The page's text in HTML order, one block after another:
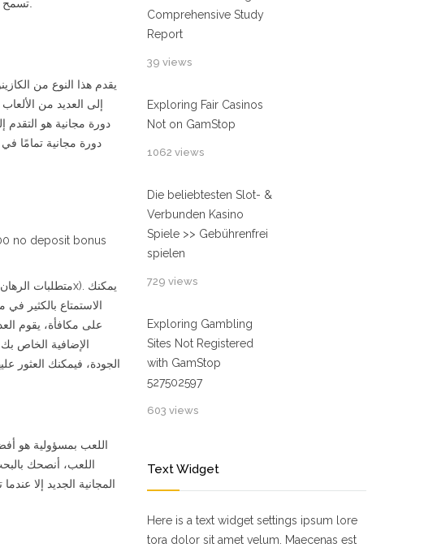
يقدم هذا النوع من
إلى العديد من
دورة مجانية هو التقدم
دورة مجانية تمامًا
على مكافأة، يقوم
الإضافية الخاص
الجودة، فيمكنك العثور
اللعب بمسؤولية هو
المجانية الجديد إلا
Comprehensive Study
Report
39 views
Exploring Fair Casinos
Not on GamStop
1062 views
Die beliebtesten Slot- &
Verbunden Kasino
Spiele >> Gebührenfrei
spielen
729 views
Exploring Gambling
Sites Not Registered
with GamStop
527502597
603 views
Text Widget
Here is a text widget settings ipsum lore
tora dolor sit amet velum. Maecenas est